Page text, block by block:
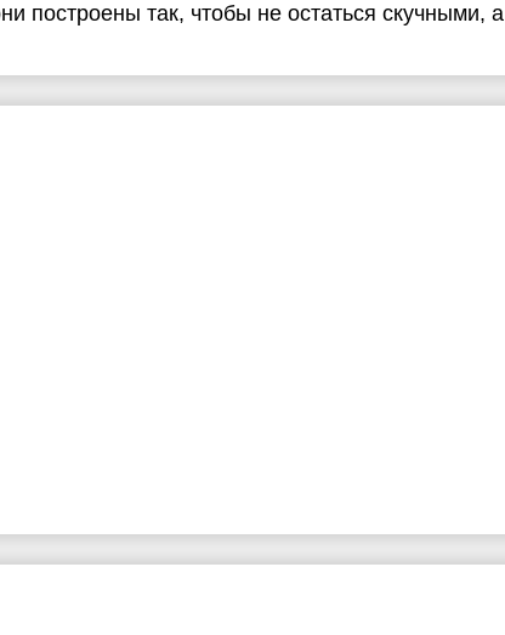
построены так, чтобы не остаться скучными, а